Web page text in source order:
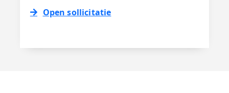
Open sollicitatie